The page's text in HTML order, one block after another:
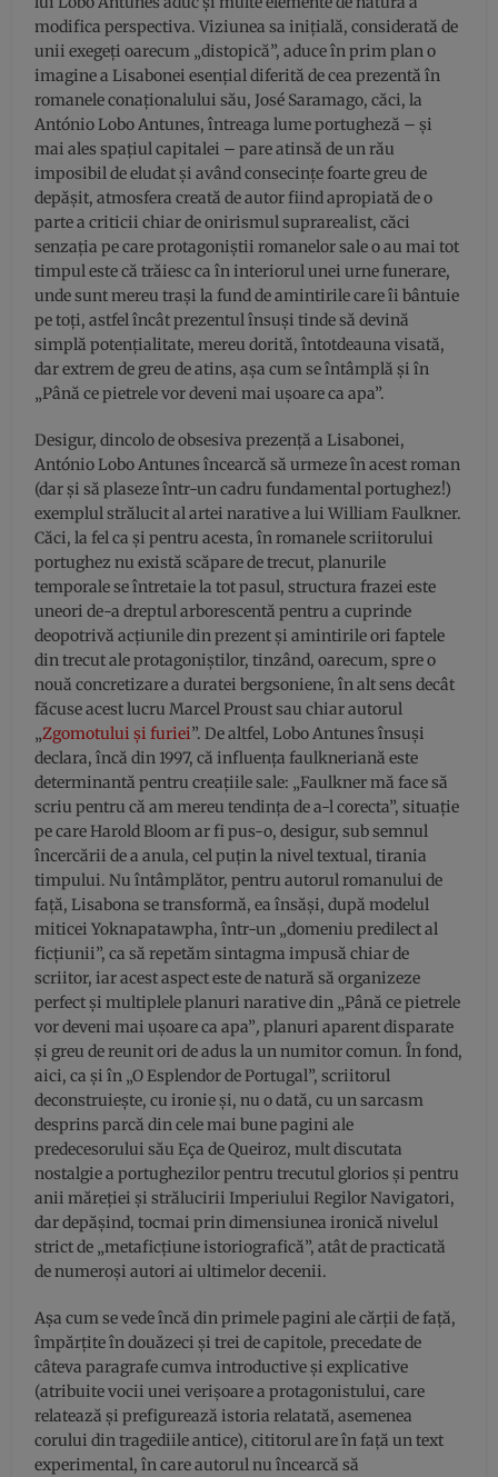
modifica perspectiva. Viziunea sa inițială, considerată de
unii exegeți oarecum „distopică”, aduce în prim plan o
imagine a Lisabonei esențial diferită de cea prezentă în
romanele conaționalului său, José Saramago, căci, la
António Lobo Antunes, întreaga lume portugheză – și
mai ales spațiul capitalei – pare atinsă de un rău
imposibil de eludat și având consecințe foarte greu de
depășit, atmosfera creată de autor fiind apropiată de o
parte a criticii chiar de onirismul suprarealist, căci
senzația pe care protagoniștii romanelor sale o au mai tot
timpul este că trăiesc ca în interiorul unei urne funerare,
unde sunt mereu trași la fund de amintirile care îi bântuie
pe toți, astfel încât prezentul însuși tinde să devină
simplă potențialitate, mereu dorită, întotdeauna visată,
dar extrem de greu de atins, așa cum se întâmplă și în
„Până ce pietrele vor deveni mai ușoare ca apa”.
Desigur, dincolo de obsesiva prezență a Lisabonei,
António Lobo Antunes încearcă să urmeze în acest roman
(dar și să plaseze într-un cadru fundamental portughez!)
exemplul strălucit al artei narative a lui William Faulkner.
Căci, la fel ca și pentru acesta, în romanele scriitorului
portughez nu există scăpare de trecut, planurile
temporale se întretaie la tot pasul, structura frazei este
uneori de-a dreptul arborescentă pentru a cuprinde
deopotrivă acțiunile din prezent și amintirile ori faptele
din trecut ale protagoniștilor, tinzând, oarecum, spre o
nouă concretizare a duratei bergsoniene, în alt sens decât
făcuse acest lucru Marcel Proust sau chiar autorul
„Zgomotului și furiei”. De altfel, Lobo Antunes însuși
declara, încă din 1997, că influența faulkneriană este
determinantă pentru creațiile sale: „Faulkner mă face să
scriu pentru că am mereu tendința de a-l corecta”, situație
pe care Harold Bloom ar fi pus-o, desigur, sub semnul
încercării de a anula, cel puțin la nivel textual, tirania
timpului. Nu întâmplător, pentru autorul romanului de
față, Lisabona se transformă, ea însăși, după modelul
miticei Yoknapatawpha, într-un „domeniu predilect al
ficțiunii”, ca să repetăm sintagma impusă chiar de
scriitor, iar acest aspect este de natură să organizeze
perfect și multiplele planuri narative din „Până ce pietrele
vor deveni mai ușoare ca apa”, planuri aparent disparate
și greu de reunit ori de adus la un numitor comun. În fond,
aici, ca și în „O Esplendor de Portugal”, scriitorul
deconstruiește, cu ironie și, nu o dată, cu un sarcasm
desprins parcă din cele mai bune pagini ale
predecesorului său Eça de Queiroz, mult discutata
nostalgie a portughezilor pentru trecutul glorios și pentru
anii măreției și strălucirii Imperiului Regilor Navigatori,
dar depășind, tocmai prin dimensiunea ironică nivelul
strict de „metaficțiune istoriografică”, atât de practicată
de numeroși autori ai ultimelor decenii.
Așa cum se vede încă din primele pagini ale cărții de față,
împărțite în douăzeci și trei de capitole, precedate de
câteva paragrafe cumva introductive și explicative
(atribuite vocii unei verișoare a protagonistului, care
relatează și prefigurează istoria relatată, asemenea
corului din tragediile antice), cititorul are în față un text
experimental, în care autorul nu încearcă să